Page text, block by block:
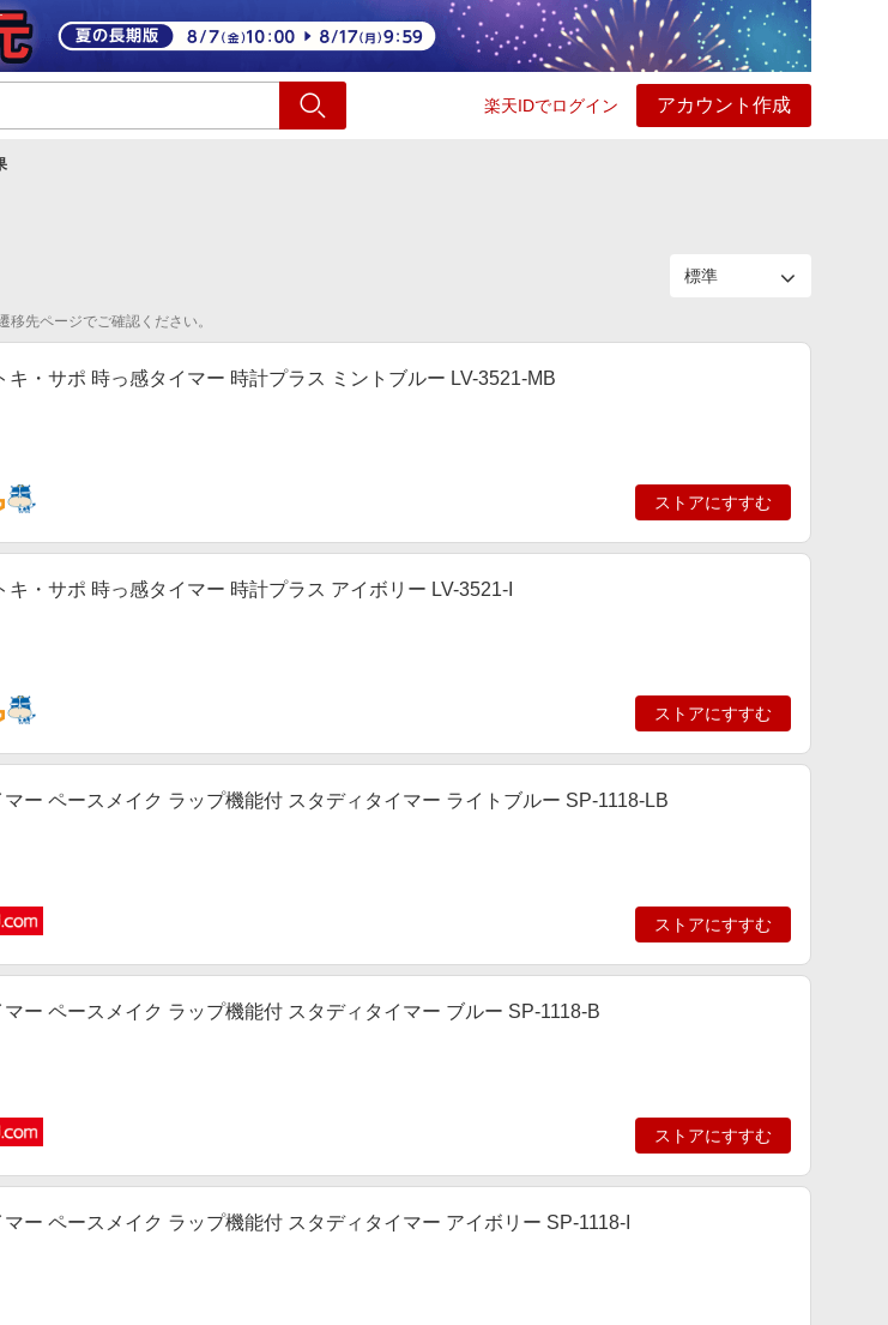
楽天IDでログイン アカウント作成
先ページでご確認ください。
キ・サポ 時っ感タイマー 時計プラス ミントブルー LV-3521-MB
ストアにすすむ
キ・サポ 時っ感タイマー 時計プラス アイボリー LV-3521-I
ストアにすすむ
ー ペースメイク ラップ機能付 スタディタイマー ライトブルー SP-1118-LB
ストアにすすむ
ー ペースメイク ラップ機能付 スタディタイマー ブルー SP-1118-B
ストアにすすむ
ー ペースメイク ラップ機能付 スタディタイマー アイボリー SP-1118-I